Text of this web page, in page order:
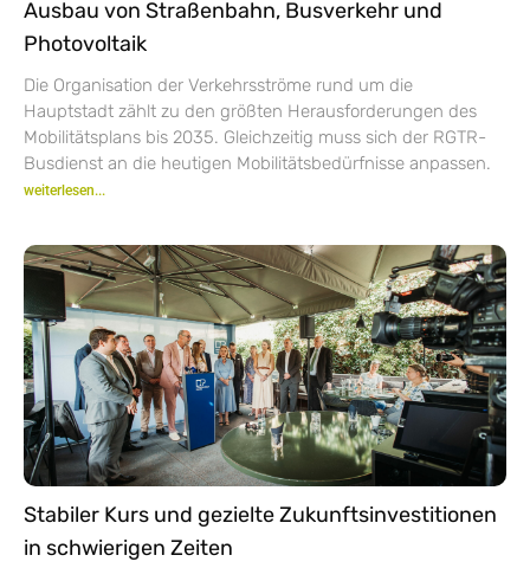
Ausbau von Straßenbahn, Busverkehr und
Photovoltaik
Die Organisation der Verkehrsströme rund um die
Hauptstadt zählt zu den größten Herausforderungen des
Mobilitätsplans bis 2035. Gleichzeitig muss sich der RGTR-
Busdienst an die heutigen Mobilitätsbedürfnisse anpassen.
weiterlesen...
Stabiler Kurs und gezielte Zukunftsinvestitionen
in schwierigen Zeiten